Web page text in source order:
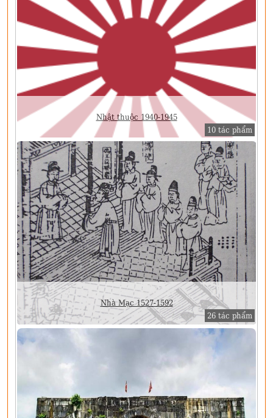
Nhật thuộc 1940-1945
10 tác phẩm
Nhà Mạc 1527-1592
26 tác phẩm